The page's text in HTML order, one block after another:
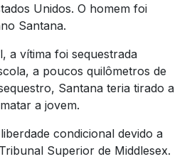
Unidos. O homem foi
Santana.
a vítima foi sequestrada
a poucos quilômetros de
Santana teria tirado a
a jovem.
condicional devido a
Superior de Middlesex.